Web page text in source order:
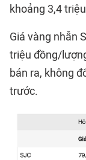
khoảng 3,4
Giá vàng nhẫn
triệu đồng/
bán ra, không
trước.